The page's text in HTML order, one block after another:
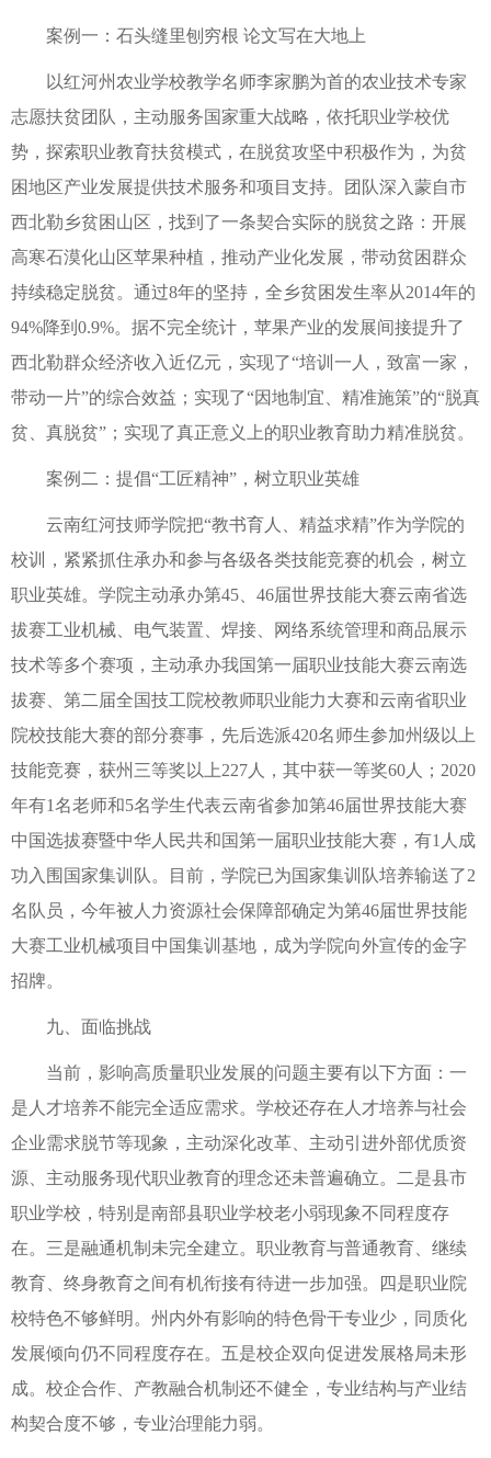
案例一：石头缝里刨穷根 论文写在大地上
以红河州农业学校教学名师李家鹏为首的农业技术专家
志愿扶贫团队，主动服务国家重大战略，依托职业学校优
势，探索职业教育扶贫模式，在脱贫攻坚中积极作为，为贫
困地区产业发展提供技术服务和项目支持。团队深入蒙自市
西北勒乡贫困山区，找到了一条契合实际的脱贫之路：开展
高寒石漠化山区苹果种植，推动产业化发展，带动贫困群众
持续稳定脱贫。通过8年的坚持，全乡贫困发生率从2014年的
94%降到0.9%。据不完全统计，苹果产业的发展间接提升了
西北勒群众经济收入近亿元，实现了“培训一人，致富一家，
带动一片”的综合效益；实现了“因地制宜、精准施策”的“脱真
贫、真脱贫”；实现了真正意义上的职业教育助力精准脱贫。
案例二：提倡“工匠精神”，树立职业英雄
云南红河技师学院把“教书育人、精益求精”作为学院的
校训，紧紧抓住承办和参与各级各类技能竞赛的机会，树立
职业英雄。学院主动承办第45、46届世界技能大赛云南省选
拔赛工业机械、电气装置、焊接、网络系统管理和商品展示
技术等多个赛项，主动承办我国第一届职业技能大赛云南选
拔赛、第二届全国技工院校教师职业能力大赛和云南省职业
院校技能大赛的部分赛事，先后选派420名师生参加州级以上
技能竞赛，获州三等奖以上227人，其中获一等奖60人；2020
年有1名老师和5名学生代表云南省参加第46届世界技能大赛
中国选拔赛暨中华人民共和国第一届职业技能大赛，有1人成
功入围国家集训队。目前，学院已为国家集训队培养输送了2
名队员，今年被人力资源社会保障部确定为第46届世界技能
大赛工业机械项目中国集训基地，成为学院向外宣传的金字
招牌。
九、面临挑战
当前，影响高质量职业发展的问题主要有以下方面：一
是人才培养不能完全适应需求。学校还存在人才培养与社会
企业需求脱节等现象，主动深化改革、主动引进外部优质资
源、主动服务现代职业教育的理念还未普遍确立。二是县市
职业学校，特别是南部县职业学校老小弱现象不同程度存
在。三是融通机制未完全建立。职业教育与普通教育、继续
教育、终身教育之间有机衔接有待进一步加强。四是职业院
校特色不够鲜明。州内外有影响的特色骨干专业少，同质化
发展倾向仍不同程度存在。五是校企双向促进发展格局未形
成。校企合作、产教融合机制还不健全，专业结构与产业结
构契合度不够，专业治理能力弱。